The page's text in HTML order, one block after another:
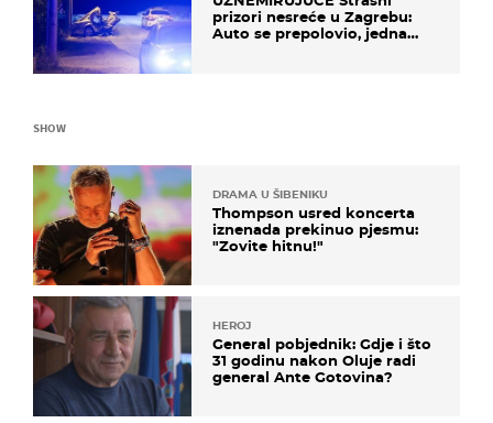
prizori nesreće u Zagrebu:
Auto se prepolovio, jedna
SHOW
DRAMA U ŠIBENIKU
Thompson usred koncerta
iznenada prekinuo pjesmu:
"Zovite hitnu!"
HEROJ
General pobjednik: Gdje i što
31 godinu nakon Oluje radi
general Ante Gotovina?